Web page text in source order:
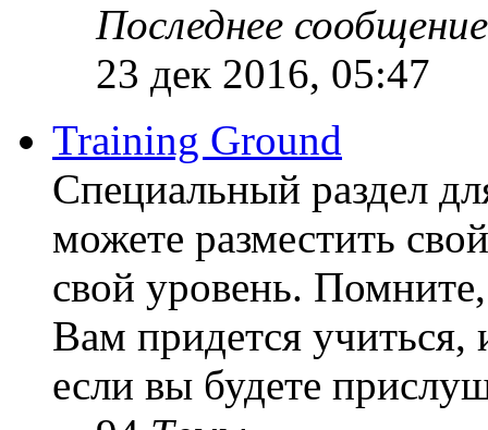
Последнее сообщение
23 дек 2016, 05:47
Training Ground
Специальный раздел
можете разместить
свой уровень. Помните,
Вам придется учиться,
если вы будете